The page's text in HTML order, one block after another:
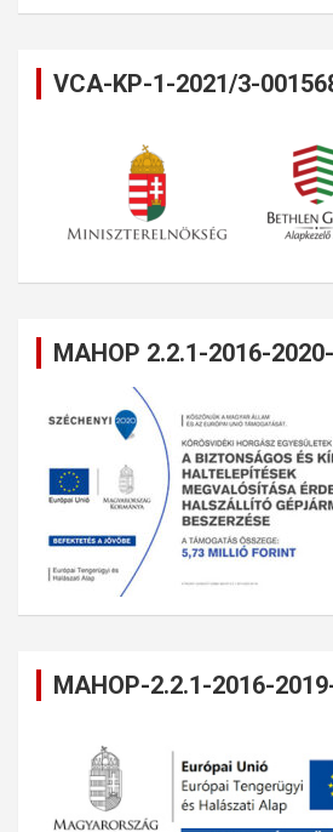
VCA-KP-1-2021/3-
MAHOP 2.2.1-2016-
MAHOP-2.2.1-2016-